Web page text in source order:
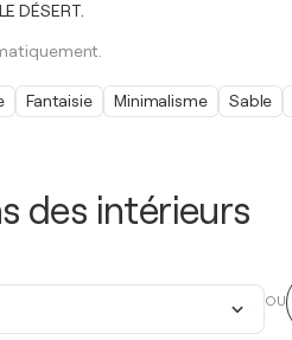
des intérieurs
OU
DÉSERT.
Fantaisie Minimalisme Sable